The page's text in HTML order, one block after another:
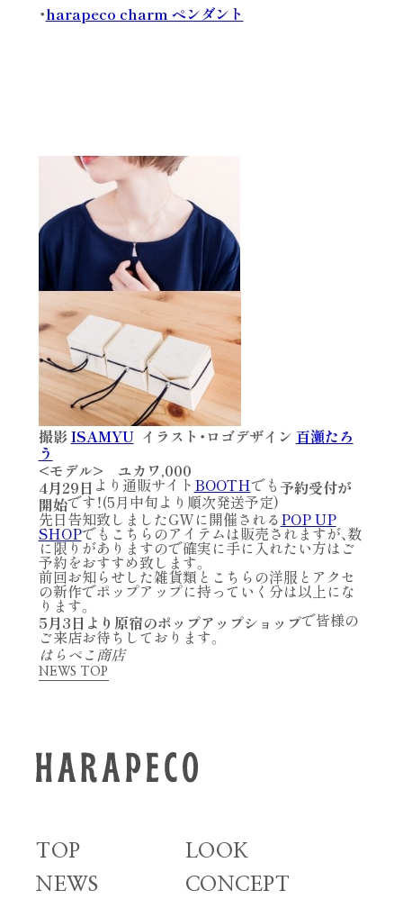
・harapeco charm ペンダント
撮影ISAMYUイラスト・ロゴデザイン 百瀬たろ
う
<モデル> ユカワ,000
4月29日 より通販サイト BOOTHでも予約受付が
開始です！(5月中旬より順次発送予定)
先日告知致しましたGWに開催されるPOP UP
SHOPでもこちらのアイテムは販売されますが、数
に限りがありますので確実に手に入れたい方はご
予約をおすすめ致します。
前回お知らせした雑貨類とこちらの洋服とアクセ
の新作でポップアップに持っていく分は以上にな
ります。
5月3日より原宿のポップアップショップで皆様の
ご来店お待ちしております。
はらぺこ商店
NEWS TOP
TOP
LOOK
NEWS
CONCEPT